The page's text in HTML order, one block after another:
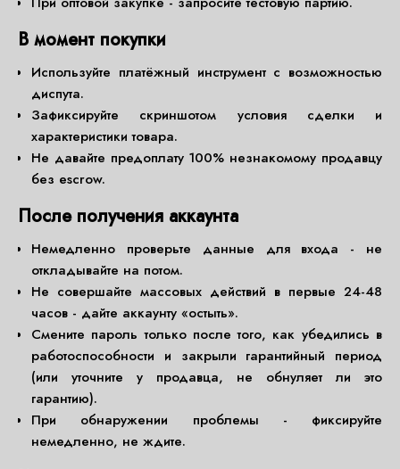
В момент покупки
Используйте платёжный инструмент с возможностью
диспута.
Зафиксируйте скриншотом условия сделки и
характеристики товара.
Не давайте предоплату 100% незнакомому продавцу
без escrow.
После получения аккаунта
Немедленно проверьте данные для входа - не
откладывайте на потом.
Не совершайте массовых действий в первые 24-48
часов - дайте аккаунту «остыть».
Смените пароль только после того, как убедились в
работоспособности и закрыли гарантийный период
(или уточните у продавца, не обнуляет ли это
гарантию).
При обнаружении проблемы - фиксируйте
немедленно, не ждите.